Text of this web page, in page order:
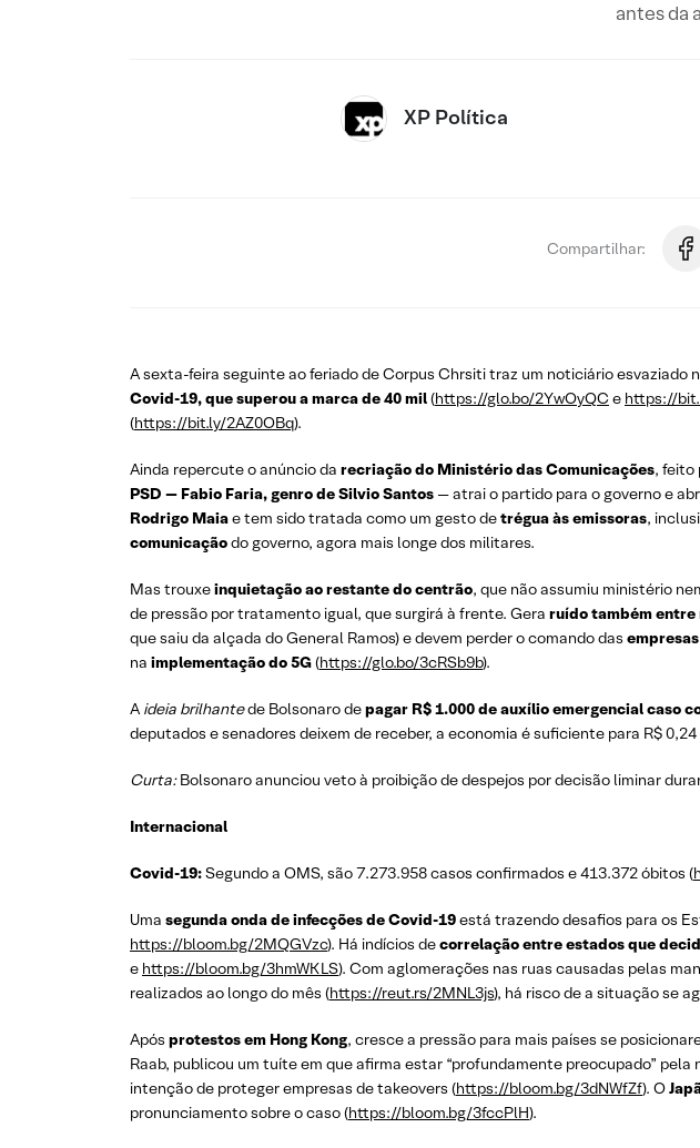
antes da
XP Política
Compartilhar:
A sexta-feira seguinte ao feriado de Corpus Chrsiti traz um noticiário esvaziado
Covid-19, que superou a marca de 40 mil(https://glo.bo/2YwOyQCe https://
(https://bit.ly/2AZ0OBq).
Ainda repercute o anúncio da recriação do Ministério das Comunicações, feito
PSD — Fabio Faria, genro de Silvio Santos — atrai o partido para o governo e
Rodrigo Maiae tem sido tratada como um gesto detrégua às emissoras,
comunicaçãodo governo, agora mais longe dos militares.
Mas trouxeinquietação ao restante do centrão, que não assumiu ministério
de pressão por tratamento igual, que surgirá à frente. Gera ruído também entre
que saiu da alçada do General Ramos) e devem perder o comando das
na implementação do 5G(https://glo.bo/3cRSb9b).
A ideia brilhantede Bolsonaro depagar R$ 1.000 de auxílio emergencial caso
deputados e senadores deixem de receber, a economia é suficiente para R$
Curta:Bolsonaro anunciou veto à proibição de despejos por decisão liminar
Internacional
Covid-19:Segundo a OMS, são 7.273.958 casos confirmados e 413.372 óbitos (
Uma segunda onda de infecções de Covid-19está trazendo desafios para os
https://bloom.bg/2MQGVzc). Há indícios decorrelação entre estados que
e https://bloom.bg/3hmWKLS). Com aglomerações nas ruas causadas pelas
realizados ao longo do mês (https://reut.rs/2MNL3js), há risco de a situação se
Após protestos em Hong Kong, cresce a pressão para mais países se
Raab, publicou um tuíte em que afirma estar “profundamente preocupado”
intenção de proteger empresas de takeovers (https://bloom.bg/3dNWfZf). O
pronunciamento sobre o caso (https://bloom.bg/3fccPlH).